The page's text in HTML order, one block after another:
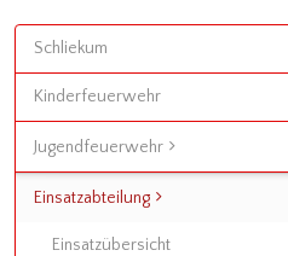
Schliekum
Kinderfeuerwehr
Jugendfeuerwehr
Einsatzabteilung
Einsatzübersicht